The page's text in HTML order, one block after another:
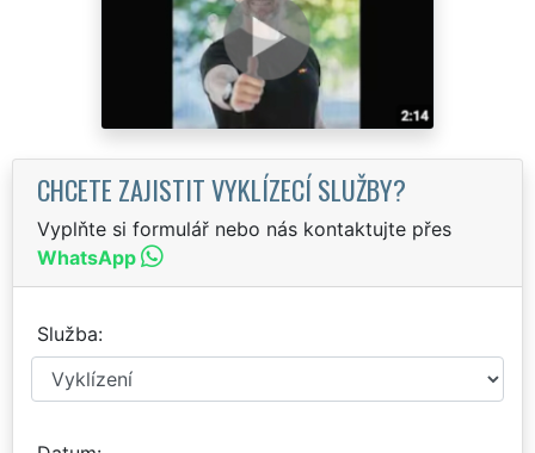
CHCETE ZAJISTIT VYKLÍZECÍ SLUŽBY?
Vyplňte si formulář nebo nás kontaktujte přes
WhatsApp
Služba